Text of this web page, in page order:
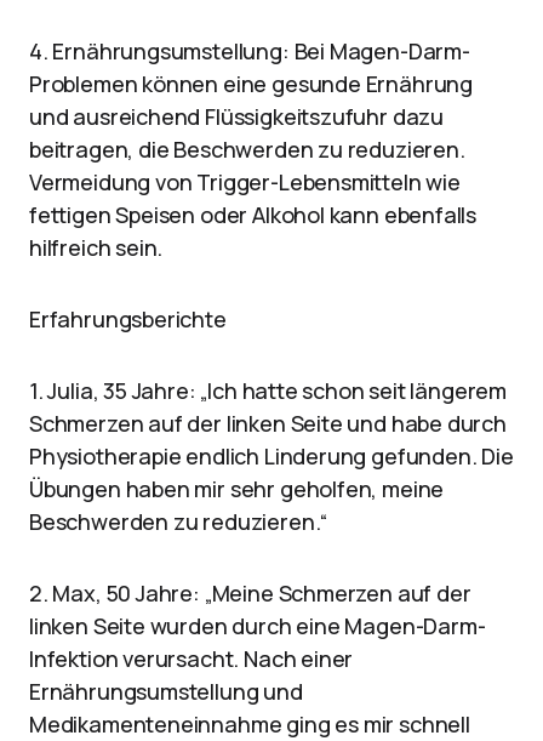
4. Ernährungsumstellung: Bei Magen-Darm-
Problemen können eine gesunde Ernährung
und ausreichend Flüssigkeitszufuhr dazu
beitragen, die Beschwerden zu reduzieren.
Vermeidung von Trigger-Lebensmitteln wie
fettigen Speisen oder Alkohol kann ebenfalls
hilfreich sein.
Erfahrungsberichte
1. Julia, 35 Jahre: „Ich hatte schon seit längerem
Schmerzen auf der linken Seite und habe durch
Physiotherapie endlich Linderung gefunden. Die
Übungen haben mir sehr geholfen, meine
Beschwerden zu reduzieren.“
2. Max, 50 Jahre: „Meine Schmerzen auf der
linken Seite wurden durch eine Magen-Darm-
Infektion verursacht. Nach einer
Ernährungsumstellung und
Medikamenteneinnahme ging es mir schnell